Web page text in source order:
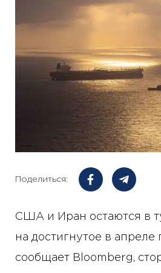
Поделиться:
США и Иран остаются в
на достигнутое в
сообщает Bloomberg,